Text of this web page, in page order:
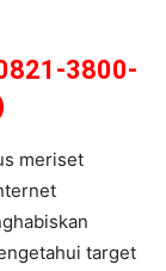
3800-
meriset
target